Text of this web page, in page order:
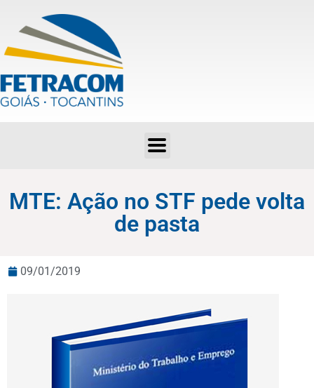
MTE: Ação no STF pede volta
de pasta
09/01/2019